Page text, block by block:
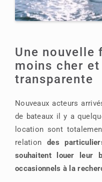
Une nouvelle
moins cher
transparente
Nouveaux acteurs
de bateaux il y a
location sont
relation des
souhaitent louer leur
occasionnels à la